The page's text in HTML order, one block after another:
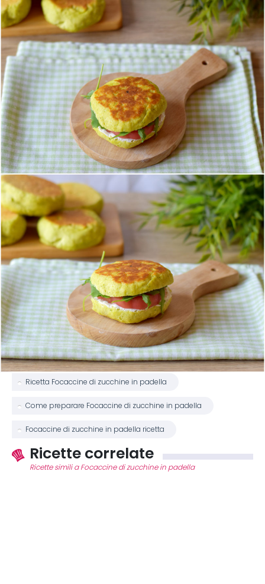
Ricetta Focaccine di zucchine in padella
Come preparare Focaccine di zucchine in padella
Focaccine di zucchine in padella ricetta
Ricette correlate
Ricette simili a Focaccine di zucchine in padella